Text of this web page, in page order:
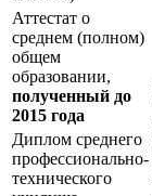
Аттестат о
среднем (полном)
общем
образовании,
полученный до
2015 года
Диплом среднего
профессионально-
технического